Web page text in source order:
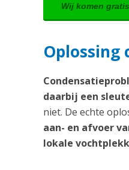
Wij komen
Oplossing
daarbij een
niet. De echte
aan- en afvoer
lokale